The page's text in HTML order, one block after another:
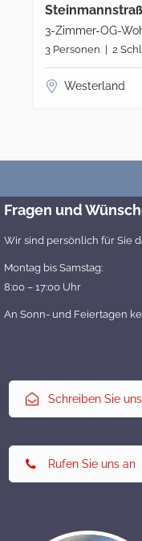
3-Zimmer-EG-
4 Personen | 2
WC
Fragen und
Wir sind persönlich für Sie
Montag bis Samstag:
8:00 – 17:00 Uhr
An Sonn- und Feiertagen
Schreiben Sie uns
Rufen Sie uns an